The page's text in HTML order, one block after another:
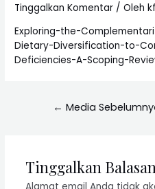
Tinggalkan Komentar / Oleh
Exploring-the-
Dietary-Diversification-to-
Deficiencies-A-Scoping-
← Media
Tinggalkan Balasan
Alamat email Anda tidak